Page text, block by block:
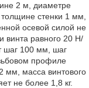
2 м, диаметре
стенки 1 мм,
осевой силой не
равного 20 Н/
шаг 100 мм, шаг
профиле
мм, масса винтового
не более 1,8 кг.